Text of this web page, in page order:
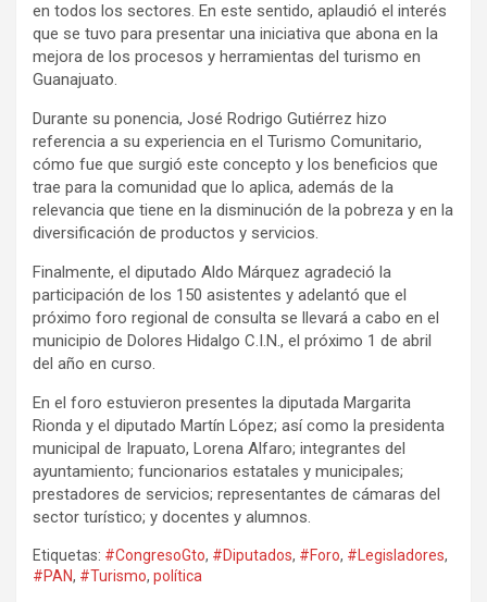
en todos los sectores. En este sentido, aplaudió el interés
que se tuvo para presentar una iniciativa que abona en la
mejora de los procesos y herramientas del turismo en
Guanajuato.
Durante su ponencia, José Rodrigo Gutiérrez hizo
referencia a su experiencia en el Turismo Comunitario,
cómo fue que surgió este concepto y los beneficios que
trae para la comunidad que lo aplica, además de la
relevancia que tiene en la disminución de la pobreza y en la
diversificación de productos y servicios.
Finalmente, el diputado Aldo Márquez agradeció la
participación de los 150 asistentes y adelantó que el
próximo foro regional de consulta se llevará a cabo en el
municipio de Dolores Hidalgo C.I.N., el próximo 1 de abril
del año en curso.
En el foro estuvieron presentes la diputada Margarita
Rionda y el diputado Martín López; así como la presidenta
municipal de Irapuato, Lorena Alfaro; integrantes del
ayuntamiento; funcionarios estatales y municipales;
prestadores de servicios; representantes de cámaras del
sector turístico; y docentes y alumnos.
Etiquetas: #CongresoGto, #Diputados, #Foro, #Legisladores,
#PAN, #Turismo, política